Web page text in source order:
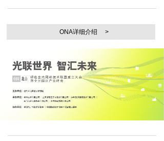
ONA详细介绍 >